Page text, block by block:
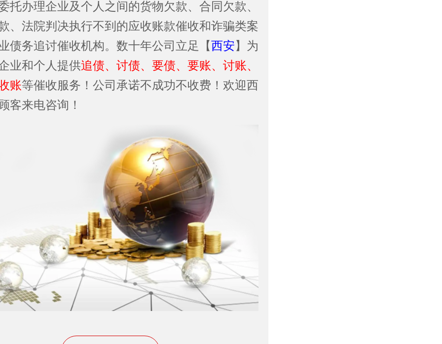
托办理企业及个人之间的货物欠款、合同欠款、
、法院判决执行不到的应收账款催收和诈骗类案
债务追讨催收机构。数十年公司立足【西安】为
业和个人提供追债、讨债、要债、要账、讨账、
账等催收服务！公司承诺不成功不收费！欢迎西
客来电咨询！